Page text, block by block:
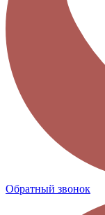
Обратный звонок